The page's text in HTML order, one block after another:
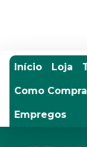
Início Loja
Como
Empregos